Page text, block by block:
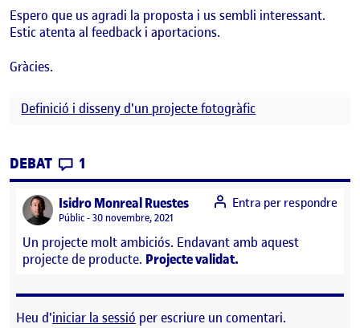
Espero que us agradi la proposta i us sembli interessant.
Estic atenta al feedback i aportacions.
Gràcies.
Definició i disseny d'un projecte fotogràfic
DEBAT CONTRIBUTIONS
1
Isidro Monreal Ruestessays:
Visibilitat:
Públic 30 novembre, 2021
Un projecte molt ambiciós. Endavant amb aquest
projecte de producte. Projecte validat.
Entra per respondre
Heu d'iniciar la sessió per escriure un comentari.